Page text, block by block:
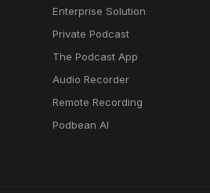
Enterprise Solution
Private Podcast
The Podcast App
Audio Recorder
Remote Recording
Podbean AI